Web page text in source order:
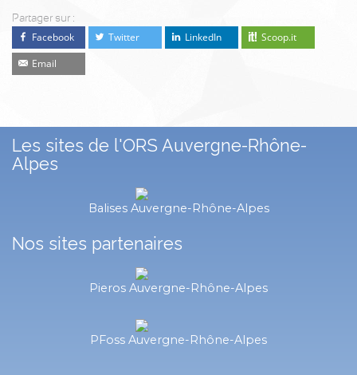
Partager sur :
Facebook Twitter LinkedIn
Scoop.it
Email
Les sites de l'ORS Auvergne-Rhône-
Alpes
Balises Auvergne-Rhône-Alpes
Nos sites partenaires
Pieros Auvergne-Rhône-Alpes
PFoss Auvergne-Rhône-Alpes